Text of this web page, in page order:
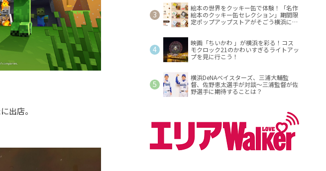
出店。
絵本の世界をクッキー缶で体験！「名作
絵本のクッキー缶セレクション」期間限
定ポップアップストアがそごう横浜に登
映画「ちいかわ 」が横浜を彩る！コス
モクロック21のかわいすぎるライトアッ
プを見に行こう！
横浜DeNAベイスターズ、三浦大輔監
督、佐野恵太選手が対談～三浦監督が佐
野選手に期待することは？